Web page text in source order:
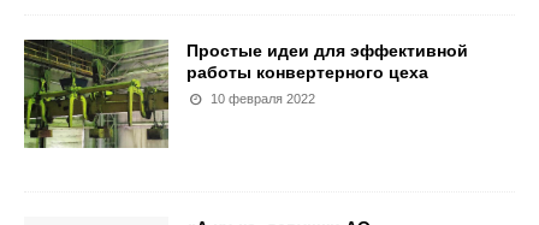
Простые идеи для эффективной
работы конвертерного цеха
10 февраля 2022